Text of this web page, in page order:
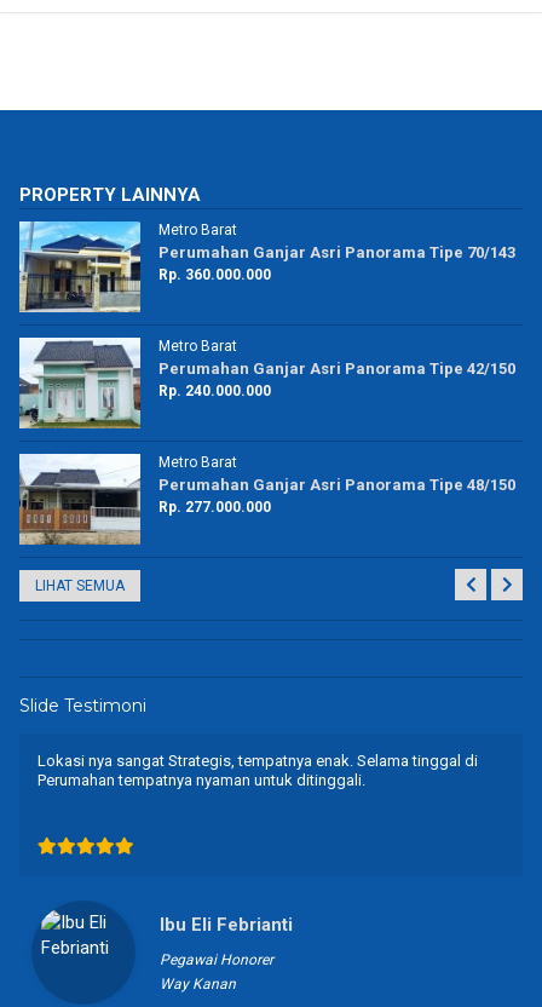
PROPERTY LAINNYA
Metro Barat
Perumahan Ganjar Asri Panorama Tipe 70/143
Rp. 360.000.000
Metro Barat
Perumahan Ganjar Asri Panorama Tipe 42/150
Rp. 240.000.000
Metro Barat
Perumahan Ganjar Asri Panorama Tipe 48/150
Rp. 277.000.000
LIHAT SEMUA
Slide Testimoni
Lokasi Perumahan Ganjar asri Panorama strategis, jauh dari
keramaian dan polusi udara, harapan nya jalan segera di aspal dan
Wiraswasta